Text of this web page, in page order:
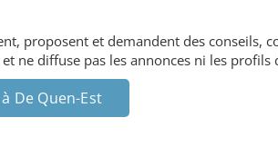
proposent et demandent des conseils,
ne diffuse pas les annonces ni les
De Quen-Est